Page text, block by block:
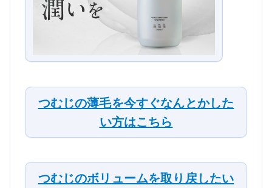
つむじの薄毛を今すぐなんとかした
い方はこちら
つむじのボリュームを取り戻したい